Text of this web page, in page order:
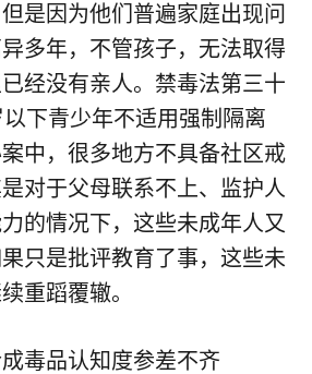
是因为他们普遍家庭出现问
多年，不管孩子，无法取得
经没有亲人。禁毒法第三十
下青少年不适用强制隔离
中，很多地方不具备社区戒
对于父母联系不上、监护人
的情况下，这些未成年人又
只是批评教育了事，这些未
重蹈覆辙。
毒品认知度参差不齐